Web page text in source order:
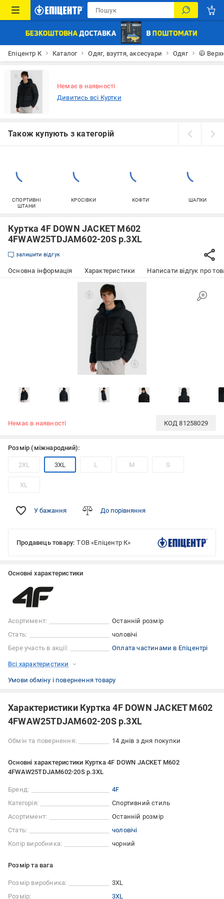
Епіцентр К Каталог Одяг, взуття, аксесуари Одяг 🧥
Немає в наявності
Дивитись всі Куртки
Також купують з категорій
СПОРТИВНІ
ШТАНИ
КРОСІВКИ КОФТИ ШАПКИ
Куртка 4F DOWN JACKET M602
4FWAW25TDJAM602-20S р.3XL
залишити відгук
Основна інформація Характеристики Написати відгук про
Немає в наявності КОД81258029
Розмір (міжнародний):
2XL 3XL L M S
XL
У бажання До порівняння
Продавець товару: ТОВ «Епіцентр К»
Основні характеристики
Асортимент:
Останній розмір
Стать:
чоловічі
Бере участь в акції:
Оплата частинами в Епіцентрі
Всі характеристики
Умови обміну і повернення товару
Характеристики Куртка 4F DOWN JACKET M602
4FWAW25TDJAM602-20S р.3XL
Обмін та повернення: 14 днів з дня покупки
Основні характеристики Куртка 4F DOWN JACKET M602
4FWAW25TDJAM602-20S р.3XL
Бренд:
4F
Категорія:
Спортивний стиль
Асортимент:
Останній розмір
Стать:
чоловічі
Колір виробника:
чорний
Розмір та вага
Розмір виробника:
3XL
Розмір:
3XL